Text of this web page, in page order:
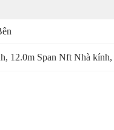
, 12.0m Span Nft Nhà kính,